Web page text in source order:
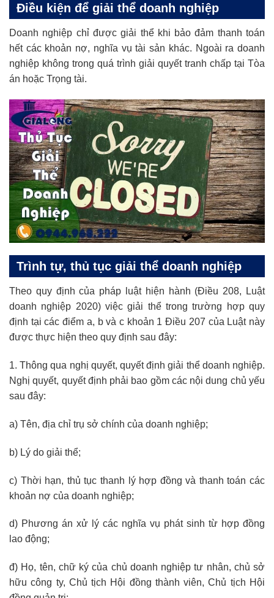
Điều kiện để giải thể doanh nghiệp
Doanh nghiệp chỉ được giải thể khi bảo đảm thanh toán
hết các khoản nợ, nghĩa vụ tài sản khác. Ngoài ra doanh
nghiệp không trong quá trình giải quyết tranh chấp tại Tòa
án hoặc Trọng tài.
Trình tự, thủ tục giải thể doanh nghiệp
Theo quy định của pháp luật hiện hành (Điều 208, Luật
doanh nghiệp 2020) việc giải thể trong trường hợp quy
định tại các điểm a, b và c khoản 1 Điều 207 của Luật này
được thực hiện theo quy định sau đây:
1. Thông qua nghị quyết, quyết định giải thể doanh nghiệp.
Nghị quyết, quyết định phải bao gồm các nội dung chủ yếu
sau đây:
a) Tên, địa chỉ trụ sở chính của doanh nghiệp;
b) Lý do giải thể;
c) Thời hạn, thủ tục thanh lý hợp đồng và thanh toán các
khoản nợ của doanh nghiệp;
d) Phương án xử lý các nghĩa vụ phát sinh từ hợp đồng
lao động;
đ) Họ, tên, chữ ký của chủ doanh nghiệp tư nhân, chủ sở
hữu công ty, Chủ tịch Hội đồng thành viên, Chủ tịch Hội